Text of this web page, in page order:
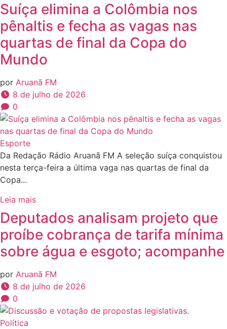
Suíça elimina a Colômbia nos
pênaltis e fecha as vagas nas
quartas de final da Copa do
Mundo
por Aruanã FM
8 de julho de 2026
0
Esporte
Da Redação Rádio Aruanã FM A seleção suíça conquistou
nesta terça-feira a última vaga nas quartas de final da
Copa...
Leia mais
Deputados analisam projeto que
proíbe cobrança de tarifa mínima
sobre água e esgoto; acompanhe
por Aruanã FM
8 de julho de 2026
0
Política